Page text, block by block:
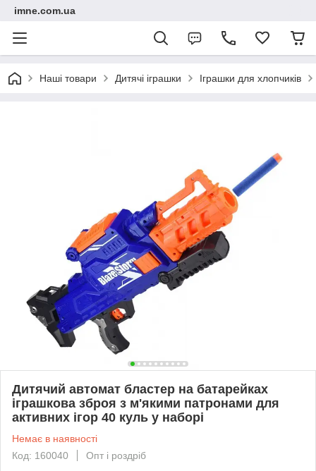
imne.com.ua
Наші товари Дитячі іграшки Іграшки для хлопчиків
Дитячий автомат бластер на батарейках
іграшкова зброя з м'якими патронами для
активних ігор 40 куль у наборі
Немає в наявності
Код: 160040
Опт і роздріб